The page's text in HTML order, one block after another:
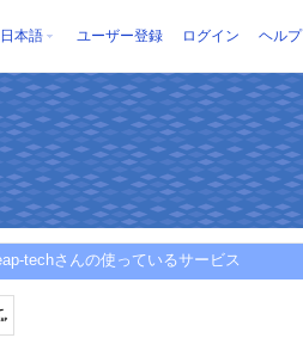
日本語 ユーザー登録 ログイン ヘルプ
techさんの使っているサービス